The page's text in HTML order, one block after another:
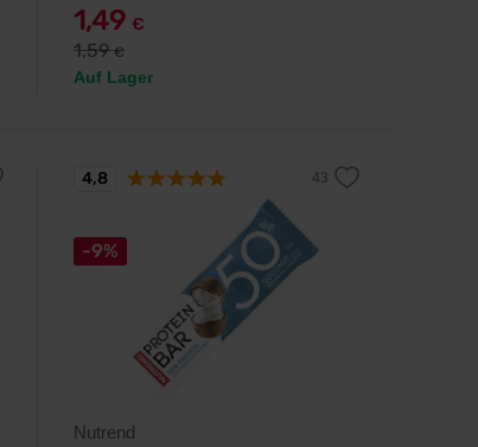
1,49 €
1,59€
Auf Lager
-9%
Nutrend
4,8